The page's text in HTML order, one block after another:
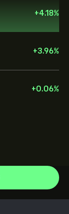
+4.18%
+3.96%
+0.06%